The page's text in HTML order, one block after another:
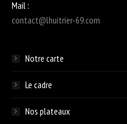
Mail :
contact@lhuitrier-69.com
Notre carte
Le cadre
Nos plateaux